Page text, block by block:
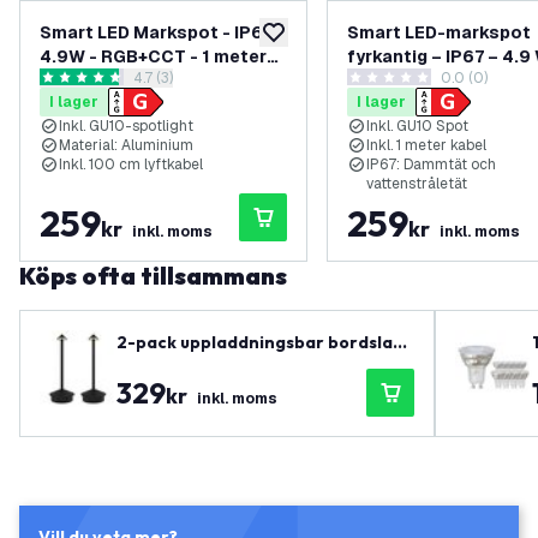
lägg till i önskelistan
Smart LED Markspot - IP67 -
4.9W - RGB+CCT - 1 meter
kabel - Svartöppna recensionspanel
4.7 stjärnbetyg4.7 (3)
I lager
Inkl. GU10-spotlight
Material: Aluminium
Inkl. 100 cm lyftkabel
259kr inkl. moms
Smart LED-markspot
fyrkantig – IP67 – 4.9
RGB+CCT – 1 meter
0 stjärnbetyg0.0 (0)
I lager
Inkl. GU10 Spot
Inkl. 1 meter kabel
IP67: Dammtät och
vattenstråletät
259kr inkl. moms
Köps ofta tillsammans
2-pack uppladdningsbar bordslam
pa USB – Svart – IP20 – Trådlös – Di
mbar – CCT – 3600 mAh batteri – Al
329kr inkl. moms